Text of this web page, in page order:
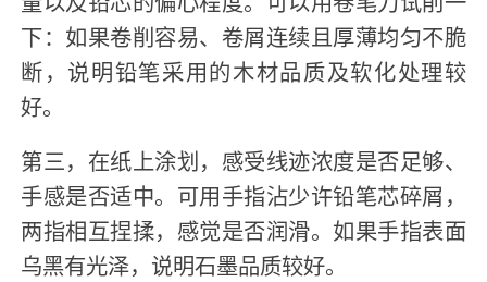
下：如果卷削容易、卷屑连续且厚薄均匀不脆
断，说明铅笔采用的木材品质及软化处理较
好。
第三，在纸上涂划，感受线迹浓度是否足够、
手感是否适中。可用手指沾少许铅笔芯碎屑，
两指相互捏揉，感觉是否润滑。如果手指表面
乌黑有光泽，说明石墨品质较好。